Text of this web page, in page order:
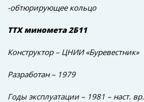
-обтюрирующее кольцо
ТТХ миномета 2Б11
Конструктор – ЦНИИ «Буревестник»
Разработан – 1979
Годы эксплуатации – 1981 – наст. вр.